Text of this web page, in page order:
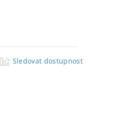
Sledovat dostupnost